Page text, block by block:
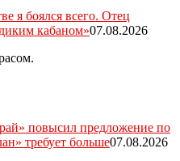
я боялся всего. Отец
кабаном»07.08.2026
повысил предложение по
требует больше07.08.2026